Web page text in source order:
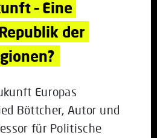
– Eine
der
Europas
Böttcher, Autor und
für Politische